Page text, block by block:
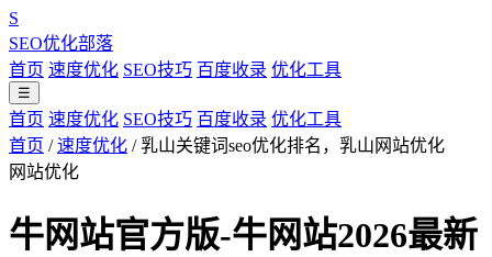
S
SEO优化部落
首页 速度优化 SEO技巧 百度收录 优化工具
☰
首页 速度优化 SEO技巧 百度收录 优化工具
首页 / 速度优化 / 乳山关键词seo优化排名，乳山网站优化
网站优化
牛网站官方版-牛网站2026最新